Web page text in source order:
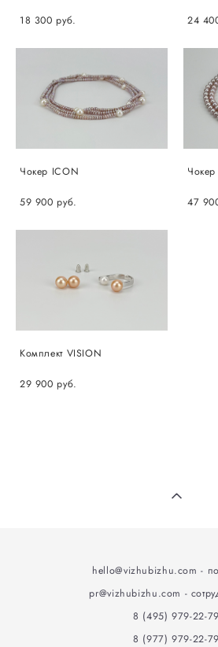
18 300 pуб. 24
Чокер ICON
59 900 pуб. 47
Комплект VISION
29 900 pуб.
hello@vizhubizhu.com -
pr@vizhubizhu.com -
8 (495) 979-22-79
8 (977) 979-22-79